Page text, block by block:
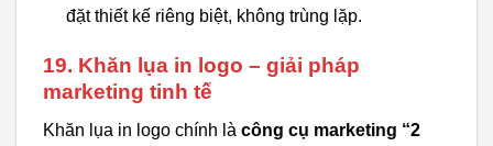
đặt thiết kế riêng biệt, không trùng lặp.
19. Khăn lụa in logo – giải pháp
marketing tinh tế
Khăn lụa in logo chính là công cụ marketing “2